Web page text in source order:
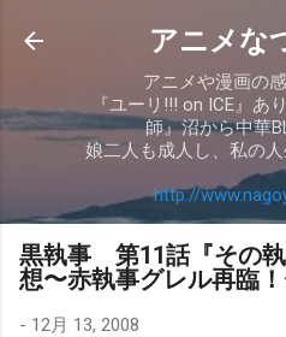
スキップしてメイン
アニメな
アニメや漫画の
『ユーリ!!! on ICE』あ
師』沼から中華
娘二人も成人し、私の人
http://
黒執事 第11話『その
想〜赤執事グレル再臨
- 12月 13, 2008